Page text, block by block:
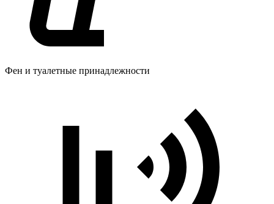
Фен и туалетные принадлежности